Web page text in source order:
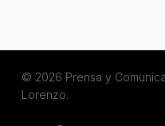
© 2026 Prensa y
Lorenzo.